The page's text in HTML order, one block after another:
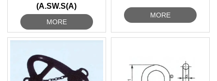
(A.SW.S(A)
MORE
MORE